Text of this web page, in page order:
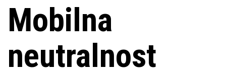
Mobilna
neutralnost